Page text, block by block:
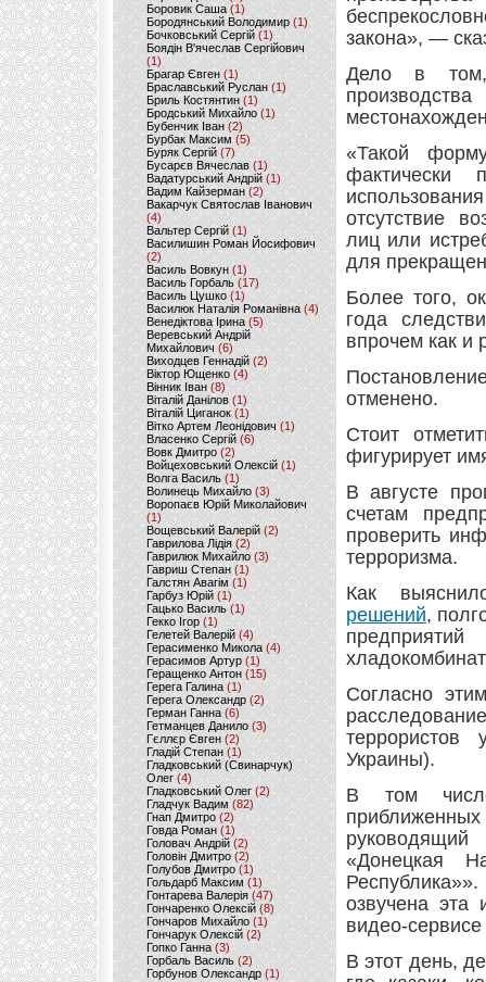
Боровик Саша (1)
Бородянський Володимир (1)
Бочковський Сергій (1)
Боядін В'ячеслав Сергійович
(1)
Брагар Євген (1)
Браславський Руслан (1)
Бриль Костянтин (1)
Бродський Михайло (1)
Бубенчик Іван(2)
Бурбак Максим (5)
Буряк Сергій (7)
Бусарєв Вячеслав (1)
Вадатурський Андрій (1)
Вадим Кайзерман (2)
Вакарчук Святослав Іванович
(4)
Вальтер Сергій (1)
Василишин Роман Йосифович
(2)
Василь Вовкун (1)
Василь Горбаль (17)
Василь Цушко (1)
Василюк Наталія Романівна (4)
Венедіктова Ірина(5)
Веревський Андрій
Михайлович (6)
Виходцев Геннадій (2)
Віктор Ющенко (4)
Вінник Іван (8)
Віталій Данілов (1)
Віталій Циганок (1)
Вітко Артем Леонідович(1)
Власенко Сергій (6)
Вовк Дмитро(2)
Войцеховський Олексій(1)
Волга Василь (1)
Волинець Михайло (3)
Воропаєв Юрій Миколайович
(1)
Вощевський Валерій(2)
Гаврилова Лідія (2)
Гаврилюк Михайло (3)
Гавриш Степан (1)
Галстян Авагім (1)
Гарбуз Юрій (1)
Гацько Василь (1)
Гекко Ігор(1)
Гелетей Валерій (4)
Герасименко Микола (4)
Герасимов Артур (1)
Геращенко Антон(15)
Герега Галина (1)
Герега Олександр (2)
Герман Ганна (6)
Гетманцев Данило (3)
Гєллєр Євген (2)
Гладій Степан(1)
Гладковський (Свинарчук)
Олег (4)
Гладковський Олег (2)
Гладчук Вадим (82)
Гнап Дмитро (2)
Говда Роман(1)
Головач Андрій (2)
Головін Дмитро (2)
Голубов Дмитро (1)
Гольдарб Максим(1)
Гонтарева Валерія (47)
Гончаренко Олексій(8)
Гончаров Михайло (1)
Гончарук Олексій (2)
Гопко Ганна (3)
Горбаль Василь (2)
Горбунов Олександр (1)
закона», —
Дело в том,
«Такой
фактически
отсутствие
лиц или
для
Более того,
года
впрочем как и
отменено.
Стоит
фигурирует
В августе
счетам
проверить
терроризма.
Как
решений,
Согласно
Украины).
В том
«Донецкая
озвучена
видео-
В этот день,